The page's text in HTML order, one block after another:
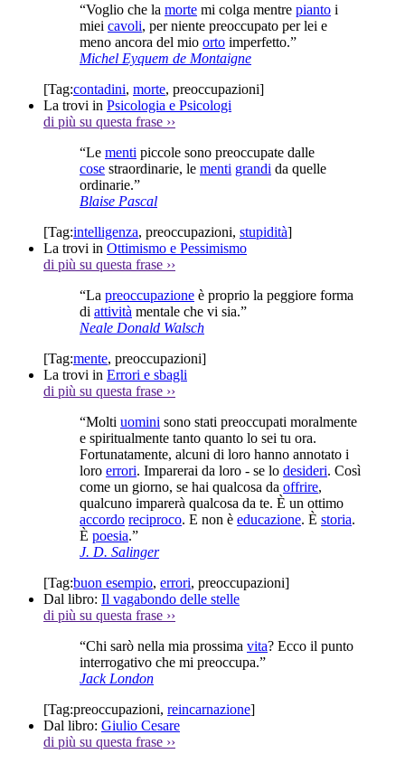
“Voglio che la morte mi colga mentre pianto i
miei cavoli, per niente preoccupato per lei e
meno ancora del mio orto imperfetto.”
Michel Eyquem de Montaigne
[Tag:contadini, morte, preoccupazioni]
La trovi in Psicologia e Psicologi
di più su questa frase ››
“Le menti piccole sono preoccupate dalle
cose straordinarie, le menti grandi da quelle
ordinarie.”
Blaise Pascal
[Tag:intelligenza, preoccupazioni, stupidità]
La trovi in Ottimismo e Pessimismo
di più su questa frase ››
“La preoccupazione è proprio la peggiore forma
di attività mentale che vi sia.”
Neale Donald Walsch
[Tag:mente, preoccupazioni]
La trovi in Errori e sbagli
di più su questa frase ››
“Molti uomini sono stati preoccupati moralmente
e spiritualmente tanto quanto lo sei tu ora.
Fortunatamente, alcuni di loro hanno annotato i
loro errori. Imparerai da loro - se lo desideri. Così
come un giorno, se hai qualcosa da offrire,
qualcuno imparerà qualcosa da te. È un ottimo
accordo reciproco. E non è educazione. È storia.
È poesia.”
J. D. Salinger
[Tag:buon esempio, errori, preoccupazioni]
Dal libro: Il vagabondo delle stelle
di più su questa frase ››
“Chi sarò nella mia prossima vita? Ecco il punto
interrogativo che mi preoccupa.”
Jack London
[Tag:preoccupazioni, reincarnazione]
Dal libro: Giulio Cesare
di più su questa frase ››